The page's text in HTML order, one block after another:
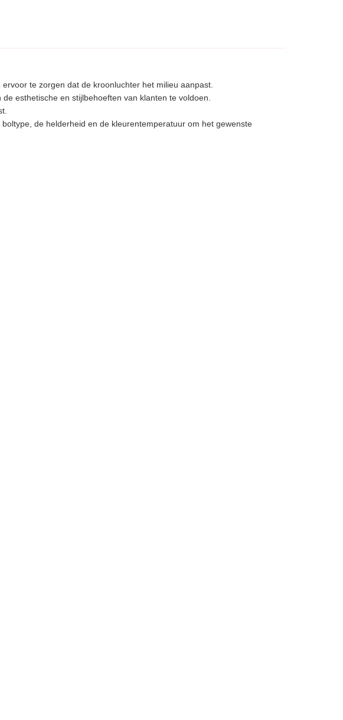
te zorgen dat de kroonluchter het milieu aanpast.
esthetische en stijlbehoeften van klanten te voldoen.
de helderheid en de kleurentemperatuur om het gewenste